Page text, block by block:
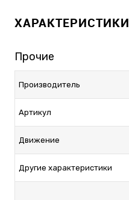
ХАРАКТЕРИСТИКИ
Прочие
Производитель
Артикул
Движение
Другие характеристики